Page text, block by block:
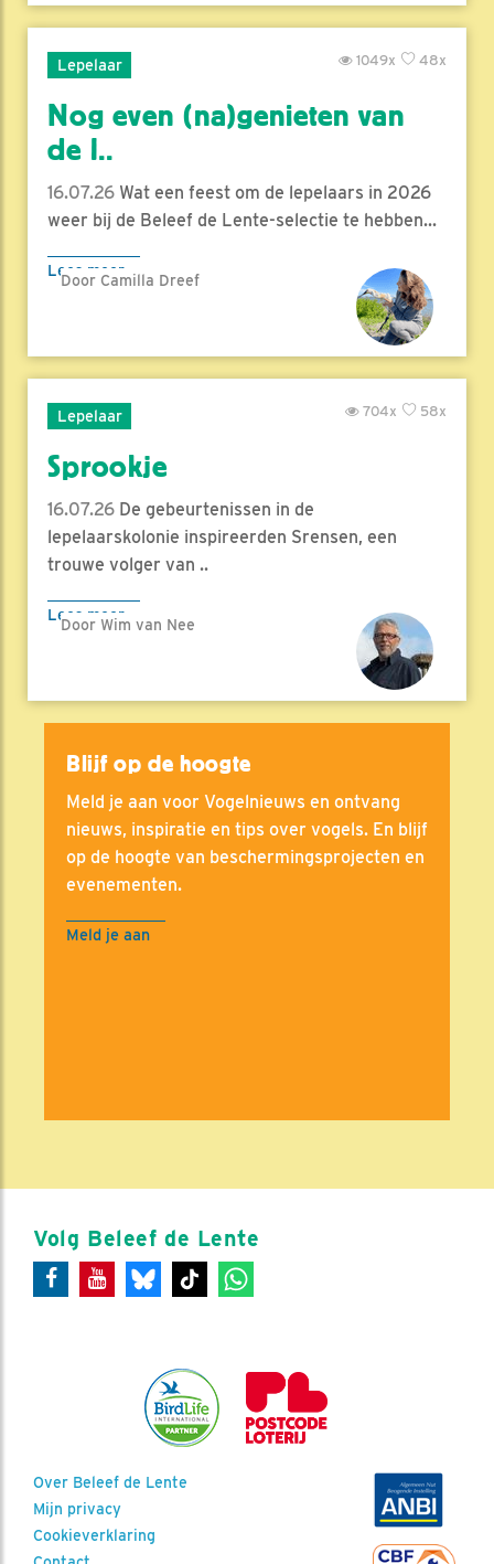
Lepelaar 48x
1049x
Nog even (na)genieten van
de l..
16.07.26 Wat een feest om de lepelaars in 2026
weer bij de Beleef de Lente-selectie te hebben...
Lees meer
Door Camilla Dreef
Lepelaar 58x
704x
Sprookje
16.07.26 De gebeurtenissen in de
lepelaarskolonie inspireerden Srensen, een
trouwe volger van ..
Lees meer
Door Wim van Nee
Blijf op de hoogte
Meld je aan voor Vogelnieuws en ontvang
nieuws, inspiratie en tips over vogels. En blijf
op de hoogte van beschermingsprojecten en
evenementen.
Meld je aan
Volg Beleef de Lente
Over Beleef de Lente
Mijn privacy
Cookieverklaring